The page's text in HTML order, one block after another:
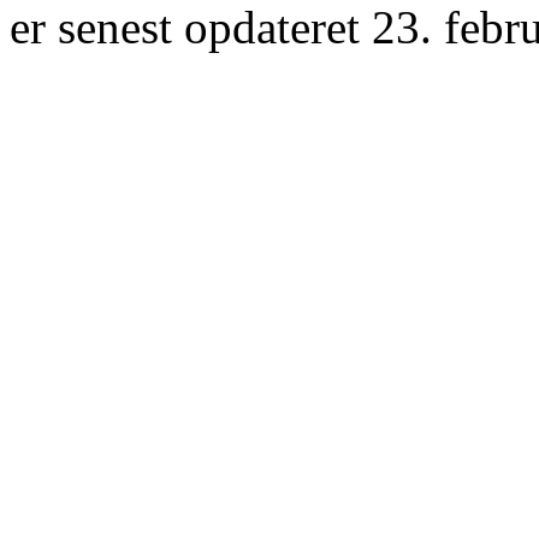
er senest opdateret 23.